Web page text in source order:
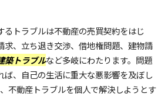
るトラブルは不動産の売買契約をはじ
求、立ち退き交渉、借地権問題、建物請
築トラブルなど多岐にわたります。問題
ば、自己の生活に重大な悪影響を及ぼし
不動産トラブルを個人で解決しようとす